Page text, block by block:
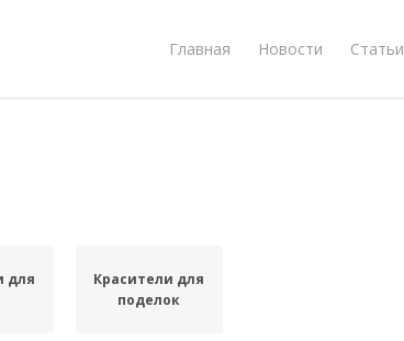
Главная Новости Статьи
для
Красители для
поделок